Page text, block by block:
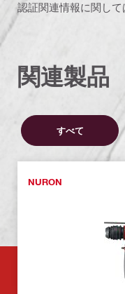
認証関連情報に関して
関連製品
すべて
NURON